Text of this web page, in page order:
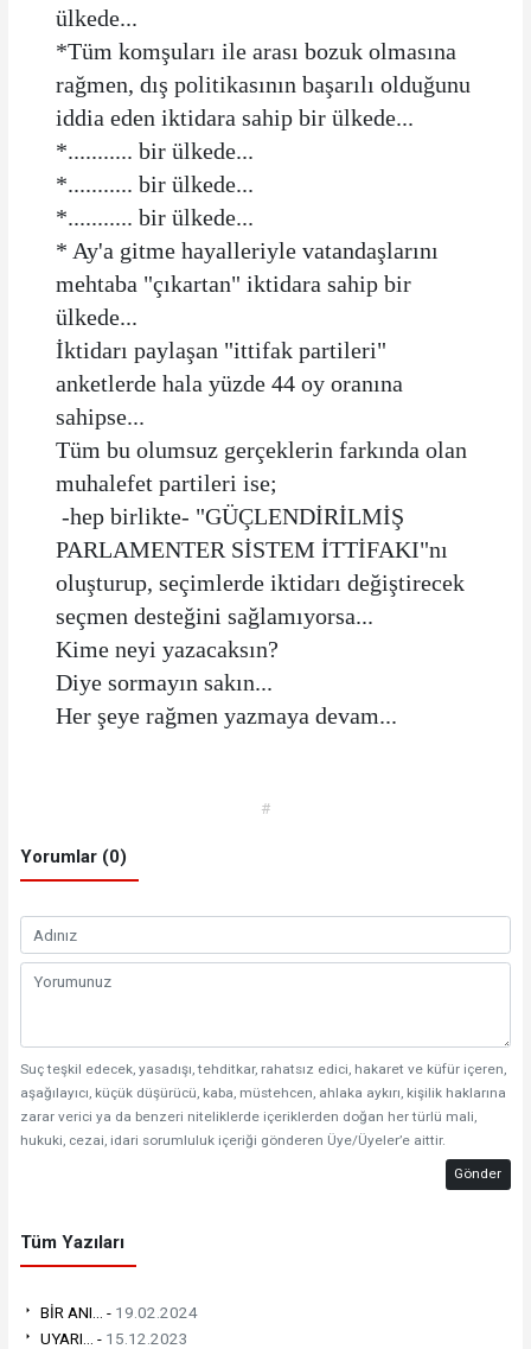
ülkede...
*Tüm komşuları ile arası bozuk olmasına
rağmen, dış politikasının başarılı olduğunu
iddia eden iktidara sahip bir ülkede...
*........... bir ülkede...
*........... bir ülkede...
*........... bir ülkede...
* Ay'a gitme hayalleriyle vatandaşlarını
mehtaba "çıkartan" iktidara sahip bir
ülkede...
İktidarı paylaşan "ittifak partileri"
anketlerde hala yüzde 44 oy oranına
sahipse...
Tüm bu olumsuz gerçeklerin farkında olan
muhalefet partileri ise;
-hep birlikte- "GÜÇLENDİRİLMİŞ
PARLAMENTER SİSTEM İTTİFAKI"nı
oluşturup, seçimlerde iktidarı değiştirecek
seçmen desteğini sağlamıyorsa...
Kime neyi yazacaksın?
Diye sormayın sakın...
Her şeye rağmen yazmaya devam...
#
Yorumlar (0)
Suç teşkil edecek, yasadışı, tehditkar, rahatsız edici, hakaret ve küfür içeren,
aşağılayıcı, küçük düşürücü, kaba, müstehcen, ahlaka aykırı, kişilik haklarına
zarar verici ya da benzeri niteliklerde içeriklerden doğan her türlü mali,
hukuki, cezai, idari sorumluluk içeriği gönderen Üye/Üyeler’e aittir.
Gönder
Tüm Yazıları
BİR ANI... - 19.02.2024
UYARI... - 15.12.2023